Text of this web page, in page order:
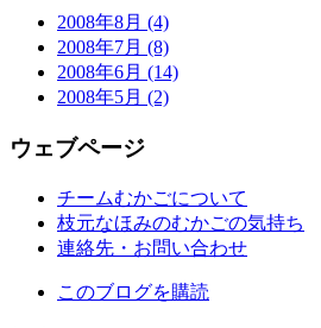
2008年8月 (4)
2008年7月 (8)
2008年6月 (14)
2008年5月 (2)
ウェブページ
チームむかごについて
枝元なほみのむかごの気持ち
連絡先・お問い合わせ
このブログを購読